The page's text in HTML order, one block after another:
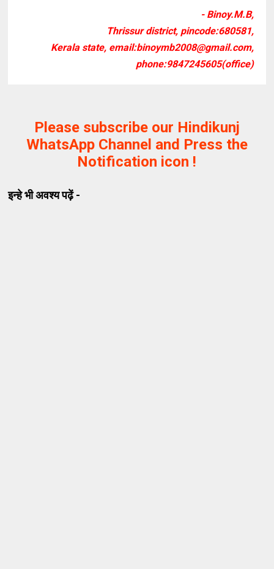
- Binoy.M.B,
Thrissur district, pincode:680581,
Kerala state, email:binoymb2008@gmail.com,
phone:9847245605(office)
Please subscribe our Hindikunj
WhatsApp Channel and Press the
Notification icon !
इन्हे भी अवश्य पढ़ें -